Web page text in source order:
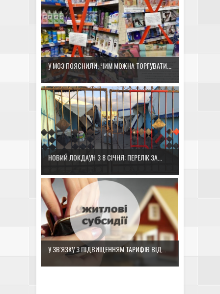
У МОЗ ПОЯСНИЛИ, ЧИМ МОЖНА ТОРГУВАТИ...
НОВИЙ ЛОКДАУН З 8 СІЧНЯ: ПЕРЕЛІК ЗА...
У ЗВ'ЯЗКУ З ПІДВИЩЕННЯМ ТАРИФІВ ВІД...